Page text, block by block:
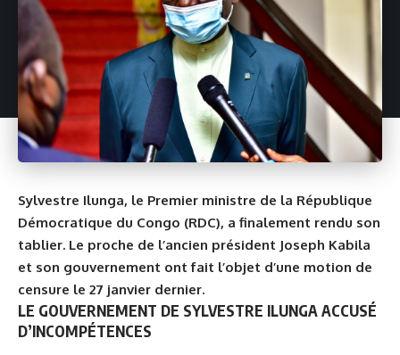
Sylvestre Ilunga, le Premier ministre de la République
Démocratique du Congo (RDC), a finalement rendu son
tablier. Le proche de l’ancien président Joseph Kabila
et son gouvernement ont fait l’objet d’une motion de
censure le 27 janvier dernier.
LE GOUVERNEMENT DE SYLVESTRE ILUNGA ACCUSÉ
D’INCOMPÉTENCES